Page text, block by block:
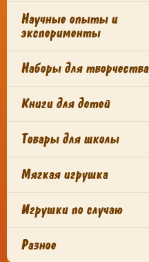
Научные опыты и
эксперименты
Наборы для творчества
Книги для детей
Товары для школы
Мягкая игрушка
Игрушки по случаю
Разное